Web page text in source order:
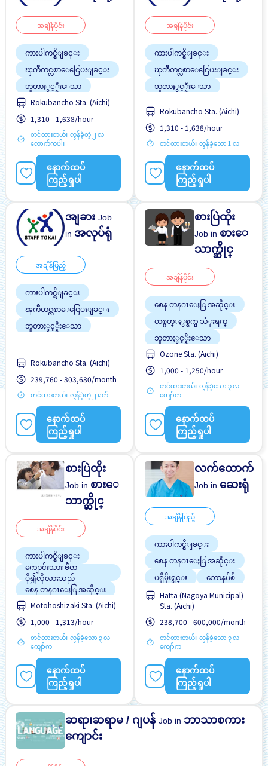
အချိန်ပိုင်း
ကားပါကင္ရွိျခင္း
ၾကိဳတင္လစာေငြေပးျခင္း
ဘူတာႏွင့္နီးေသာ
လမ္းစရိတ္ေပးသည္
အမျိုးသမီး ပို၍လိုလားသည်
အမျိုးသား ပို၍လိုလားသည်
အလုပ္အေတြ႕အၾကံဳရွိရန္မ
ႏိုင္ငံျခားသားအလုပ္
Rokubancho Sta. (Aichi)
1,310 - 1,638/hour
တင်ထားတယ်။ လွန်ခဲ့တဲ့ ၂ လ
လောက်ကပါ။
နောက်ထပ်
ကြည့်ရှုပါ
အချိန်ပိုင်း
ကားပါကင္ရွိျခင္း
ၾကိဳတင္လစာေငြေပးျခင္း
ဘူတာႏွင့္နီးေသာ
အမျိုးသမီး ပို၍လိုလားသည်
အမျိုးသား ပို၍လိုလားသည်
အလုပ္အေတြ႕အၾကံဳရွိရန္မ
ႏိုင္ငံျခားသားအလုပ္
Rokubancho Sta. (Aichi)
1,310 - 1,638/hour
တင်ထားတယ်။ လွန်ခဲ့သော 1 လ
နောက်ထပ်
ကြည့်ရှုပါ
အျခားJob
in အလုပ်ရုံ
အချိန်ပြည့်
ကားပါကင္ရွိျခင္း
ၾကိဳတင္လစာေငြေပးျခင္း
ဘူတာႏွင့္နီးေသာ
အမျိုးသမီး ပို၍လိုလားသည်
အမျိုးသား ပို၍လိုလားသည်
အလုပ္အေတြ႕အၾကံဳရွိရန္မ
လို
ႏိုင္ငံျခားသားအလုပ္
Rokubancho Sta. (Aichi)
239,760 - 303,680/month
တင်ထားတယ်။ လွန်ခဲ့တဲ့ ၂ ရက်
နောက်ထပ်
ကြည့်ရှုပါ
စားပြဲထိုး
Job in စားေ
သာက္ဆိုင္
အချိန်ပိုင်း
စေန တနဂၤေႏြ အဆိုင္း
တစ္ပတ္ႏွစ္ရက္မွ သံုးရက္
ဘူတာႏွင့္နီးေသာ
လမ္းစရိတ္ေပးသည္
အလုပ္အေတြ႕အၾကံဳရွိရန္မ
လို
Ozone Sta. (Aichi)
1,000 - 1,250/hour
တင်ထားတယ်။ လွန်ခဲ့သော ၃ လ
ကျော်က
နောက်ထပ်
ကြည့်ရှုပါ
စားပြဲထိုး
Job in စားေ
သာက္ဆိုင္
အချိန်ပိုင်း
ကားပါကင္ရွိျခင္း
ကျောင်းသား ဗီဇာ
ပို၍လိုလားသည်
စေန တနဂၤေႏြ အဆိုင္း
စက္ဘီးထားရန္ေနရာရွိျခင္း
တစ္ပတ္ႏွစ္ရက္မွ သံုးရက္
ပရိုမိုးရွင္း
လမ္းစရိတ္ေပးသည္
အချိန်ပြည့် အလုပ်လုပ်ခွင့်ရ
ရန် အခွင့်အရေးရှိသည်
အမျိုးသမီး ပို၍လိုလားသည်
Motohoshizaki Sta. (Aichi)
1,000 - 1,313/hour
တင်ထားတယ်။ လွန်ခဲ့သော ၃ လ
ကျော်က
နောက်ထပ်
ကြည့်ရှုပါ
လက်ထောက်
Job in ဆေးရုံ
အချိန်ပြည့်
ကားပါကင္ရွိျခင္း
စေန တနဂၤေႏြ အဆိုင္း
ပရိုမိုးရွင္း
ဘောနပ်စ်
လမ္းစရိတ္ေပးသည္
ဝင်ငွေအများအပြားရရန်
အချိန်ပြည့် အလုပ်လုပ်ခွင့်ရ
ရန် အခွင့်အရေးရှိသည်
အမျိုးသမီး ပို၍လိုလားသည်
အလုပ္အေတြ႕အၾကံဳရွိရန္မ
လို
Hatta (Nagoya Municipal)
Sta. (Aichi)
238,700 - 600,000/month
တင်ထားတယ်။ လွန်ခဲ့သော ၃ လ
ကျော်က
နောက်ထပ်
ကြည့်ရှုပါ
ဆရာ၊ဆရာမ / ဂျပန်Job in ဘာသာစကား
ကျောင်း